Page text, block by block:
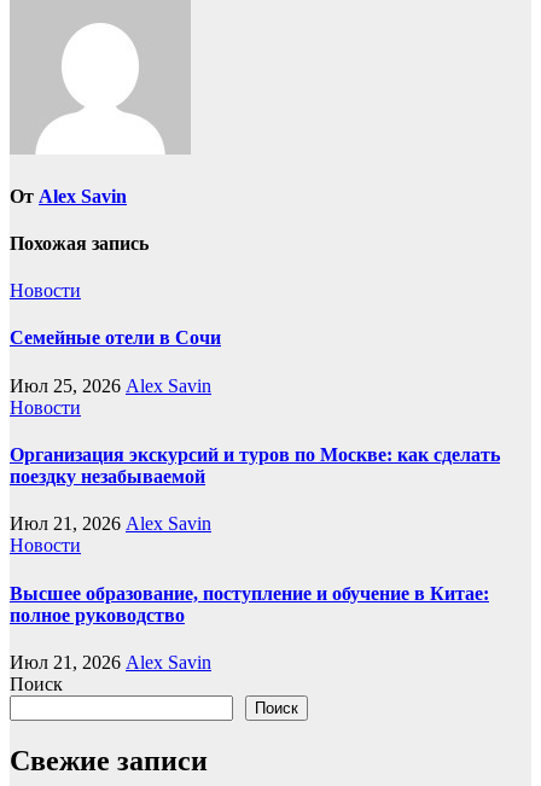
От Alex Savin
Похожая запись
Новости
Семейные отели в Сочи
Июл 25, 2026 Alex Savin
Новости
Организация экскурсий и туров по Москве: как сделать
поездку незабываемой
Июл 21, 2026 Alex Savin
Новости
Высшее образование, поступление и обучение в Китае:
полное руководство
Июл 21, 2026 Alex Savin
Поиск
Поиск
Свежие записи